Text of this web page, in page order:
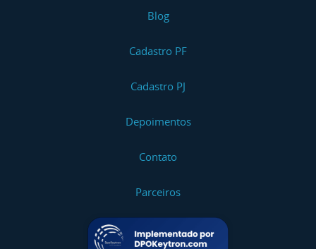
Blog
Cadastro PF
Cadastro PJ
Depoimentos
Contato
Parceiros